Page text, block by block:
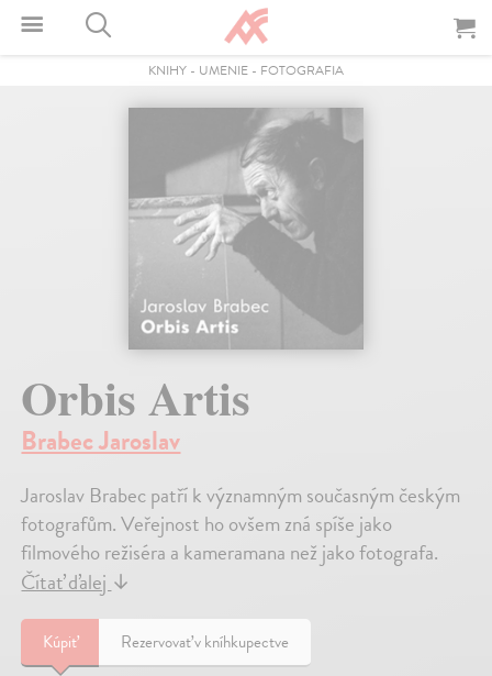
KNIHY - UMENIE - FOTOGRAFIA
Orbis Artis
Brabec Jaroslav
Jaroslav Brabec patří k významným současným českým
fotografům. Veřejnost ho ovšem zná spíše jako
filmového režiséra a kameramana než jako fotografa.
Čítať ďalej ↓
Kúpiť Rezervovať v kníhkupectve